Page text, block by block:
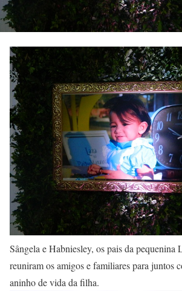
Sângela e Habniesley, os pais da pequenina
reuniram os amigos e familiares para juntos
aninho de vida da filha.